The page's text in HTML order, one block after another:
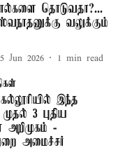
கால்களை தொடுவதா?...
வலுக்கும்
Jun 2026 1 min read
இந்த
3 புதிய
அறிமுகம் -
அமைச்சர்